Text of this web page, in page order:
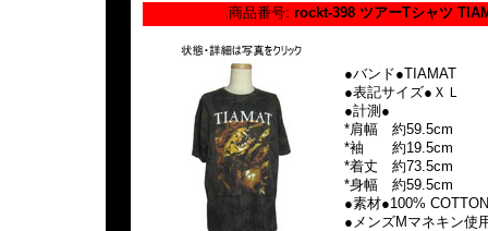
商品番号: rockt-398 ツアーTシャツ
●バンド●TIAMAT
●表記サイズ●ＸＬ
●計測●
*肩幅 約59.5cm
*袖 約19.5cm
*着丈 約73.5cm
*身幅 約59.5cm
●素材●100% COTTON
●メンズMマネキン使